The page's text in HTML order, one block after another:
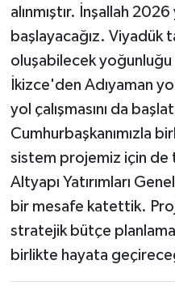
alınmıştır. İnşallah 2026
başlayacağız. Viyadük
oluşabilecek yoğunluğu
İkizce'den Adıyaman
yol çalışmasını da
Cumhurbaşkanımızla
sistem projemiz için de
Altyapı Yatırımları
bir mesafe katettik.
stratejik bütçe
birlikte hayata